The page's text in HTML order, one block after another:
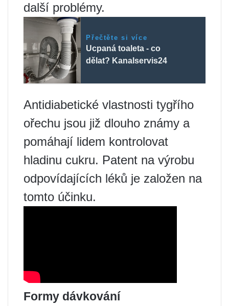
další problémy.
Přečtěte si více
Ucpaná toaleta - co
dělat? Kanalservis24
Antidiabetické vlastnosti tygřího
ořechu jsou již dlouho známy a
pomáhají lidem kontrolovat
hladinu cukru. Patent na výrobu
odpovídajících léků je založen na
tomto účinku.
Formy dávkování